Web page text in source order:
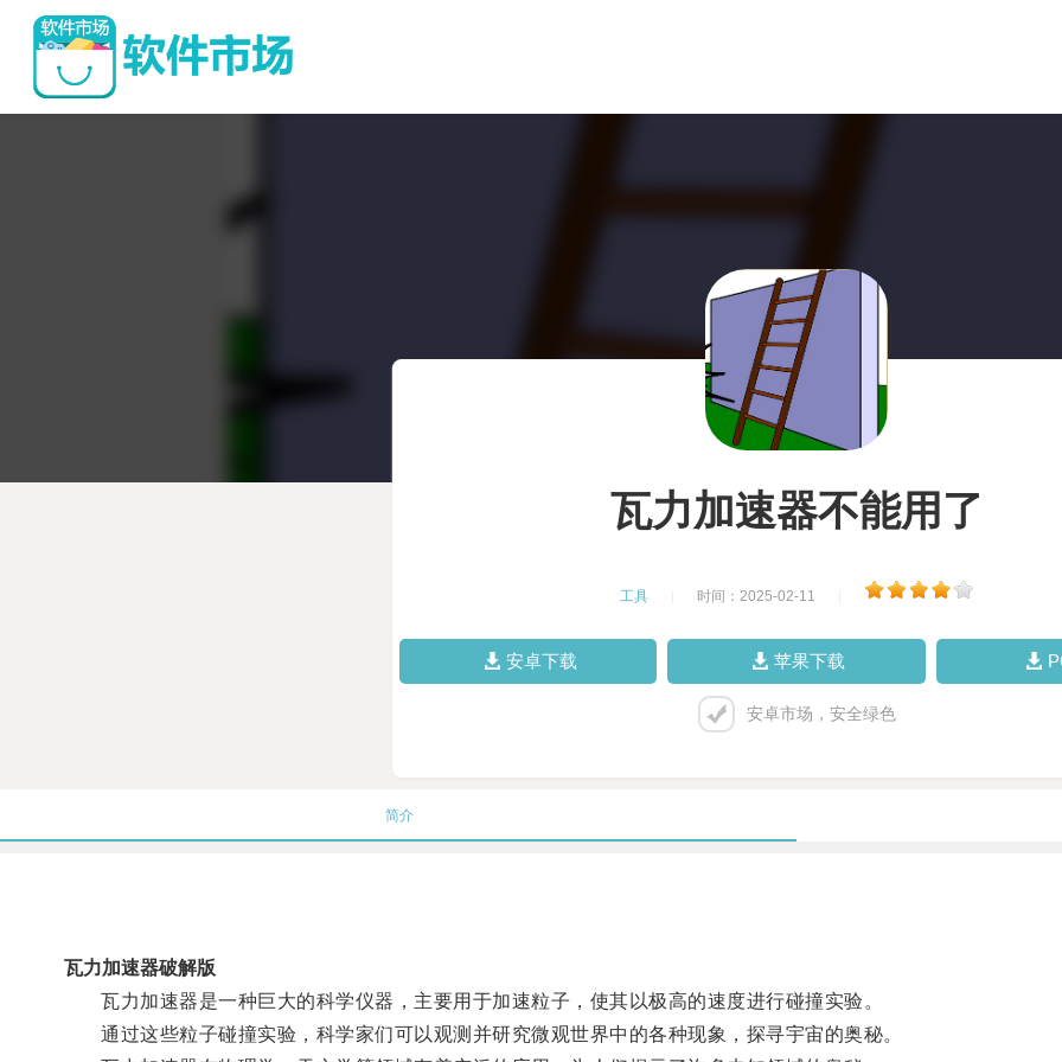
瓦力加速器不能用了
工具 时间：2025-02-11
安卓下载 苹果下载
安卓市场，安全绿色
简介
瓦力加速器破解版
瓦力加速器是一种巨大的科学仪器，主要用于加速粒子，使其以极高的速度进行碰撞实验。
通过这些粒子碰撞实验，科学家们可以观测并研究微观世界中的各种现象，探寻宇宙的奥秘。